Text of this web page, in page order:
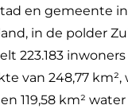
en gemeente
in de polder
223.183
van 248,77 km²,
119,58 km²